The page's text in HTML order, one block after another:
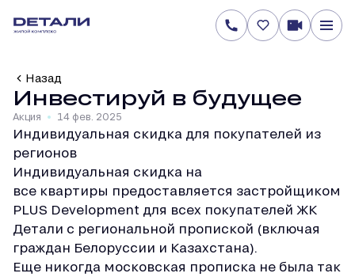
Назад
Инвестируй в будущее
Акция 14 фев. 2025
Индивидуальная скидка для покупателей из
регионов
Индивидуальная скидка на
все квартиры предоставляется застройщиком
PLUS Development для всех покупателей ЖК
Детали с региональной пропиской (включая
граждан Белоруссии и Казахстана).
Еще никогда московская прописка не была так